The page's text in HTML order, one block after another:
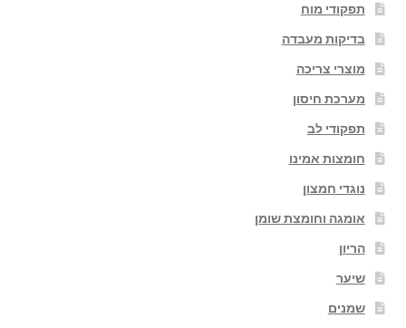
תפקודי מוח
בדיקות מעבדה
מוצרי צריכה
מערכת חיסון
תפקודי לב
חומצות אמינו
נוגדי חמצון
אומגה וחומצת שומן
הריון
שיער
שמנים